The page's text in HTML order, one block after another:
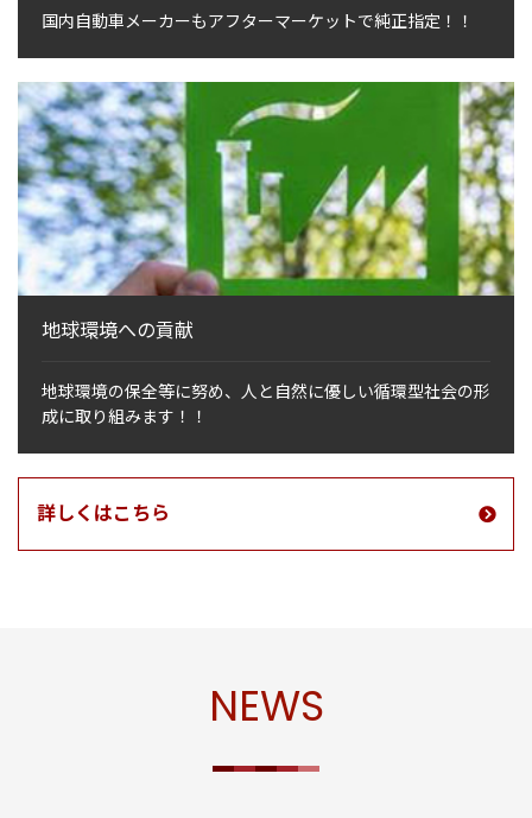
国内自動車メーカーもアフターマーケットで純正指定！！
地球環境への貢献
地球環境の保全等に努め、人と自然に優しい循環型社会の形
成に取り組みます！！
詳しくはこちら
NEWS